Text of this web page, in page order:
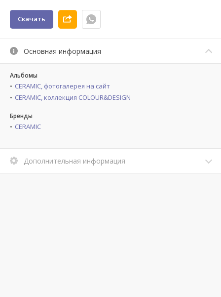
Скачать
Основная информация
Альбомы
CERAMIC, фотогалерея на сайт
CERAMIC, коллекция COLOUR&DESIGN
Бренды
CERAMIC
Дополнительная информация